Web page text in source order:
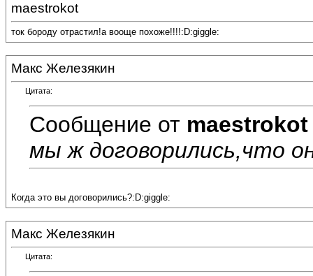
maestrokot
ток бороду отрастил!а вооще похоже!!!!:D:giggle:
Макс Железякин
Цитата:
Сообщение от maestrokot
мы ж договорились,что
Когда это вы договорились?:D:giggle:
Макс Железякин
Цитата: